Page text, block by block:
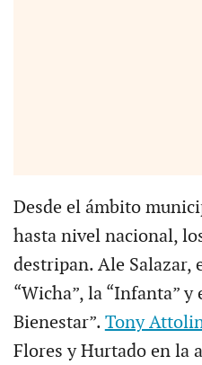
Desde el ámbito
hasta nivel nacional,
destripan. Ale Salazar,
“Wicha”, la “Infanta” y
Bienestar”. Tony
Flores y Hurtado en la